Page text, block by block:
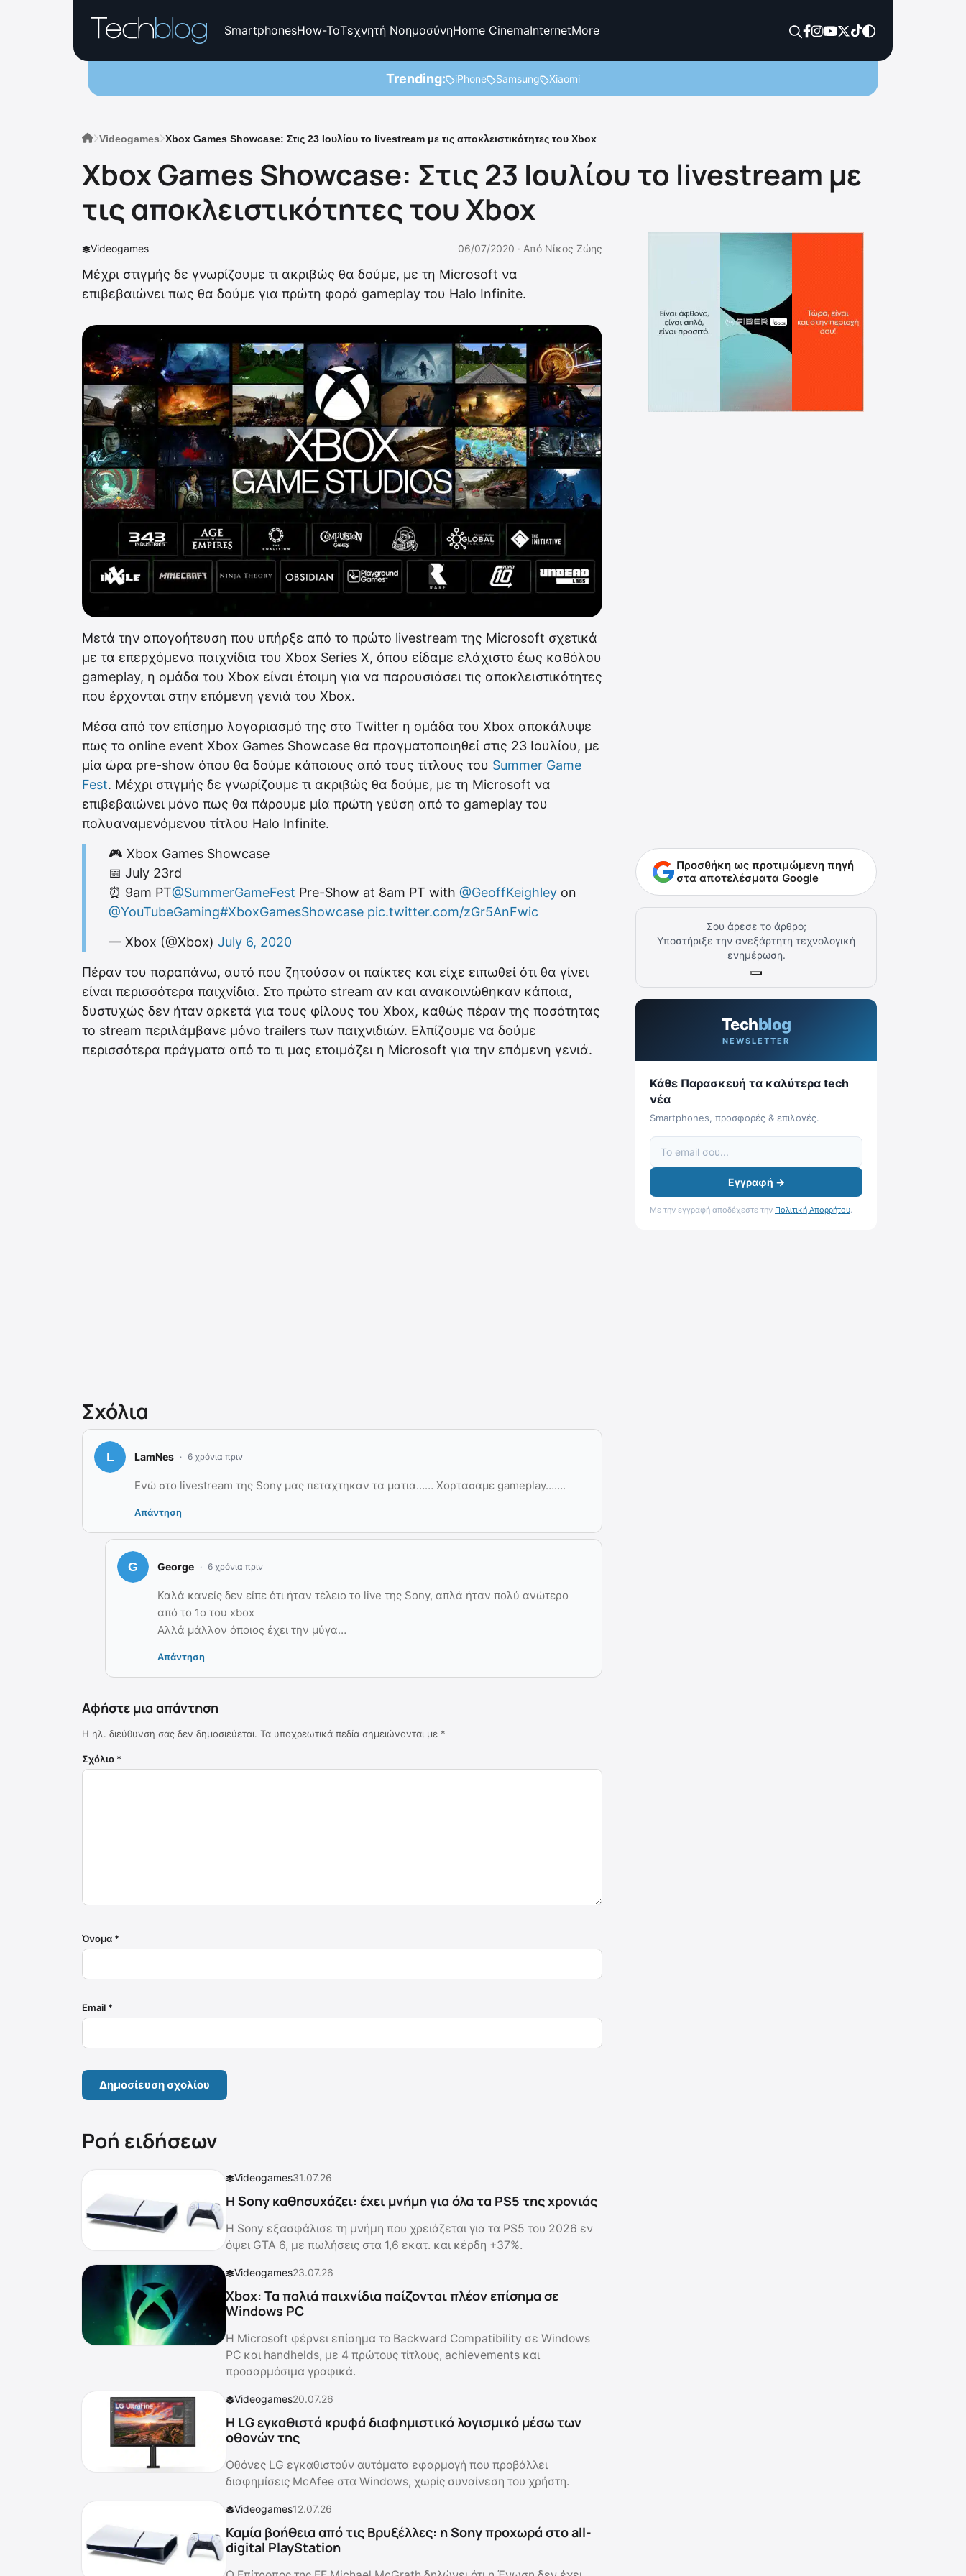
SmartphonesHow-ToΤεχνητή ΝοημοσύνηHome CinemaInternetMore
Trending: iPhone Samsung Xiaomi
Videogames Xbox Games Showcase: Στις 23 Ιουλίου το livestream με τις αποκλειστικότητες του Xbox
Xbox Games Showcase: Στις 23 Ιουλίου το livestream με
τις αποκλειστικότητες του Xbox
Videogames 06/07/2020 · Από Νίκος Ζώης
Μέχρι στιγμής δε γνωρίζουμε τι ακριβώς θα δούμε, με τη Microsoft να
επιβεβαιώνει πως θα δούμε για πρώτη φορά gameplay του Halo Infinite.
Μετά την απογοήτευση που υπήρξε από το πρώτο livestream της Microsoft σχετικά
με τα επερχόμενα παιχνίδια του Xbox Series X, όπου είδαμε ελάχιστο έως καθόλου
gameplay, η ομάδα του Xbox είναι έτοιμη για να παρουσιάσει τις αποκλειστικότητες
που έρχονται στην επόμενη γενιά του Xbox.
Μέσα από τον επίσημο λογαριασμό της στο Twitter η ομάδα του Xbox αποκάλυψε
πως το online event Xbox Games Showcase θα πραγματοποιηθεί στις 23 Ιουλίου, με
μία ώρα pre-show όπου θα δούμε κάποιους από τους τίτλους του Summer Game
Fest. Μέχρι στιγμής δε γνωρίζουμε τι ακριβώς θα δούμε, με τη Microsoft να
επιβεβαιώνει μόνο πως θα πάρουμε μία πρώτη γεύση από το gameplay του
πολυαναμενόμενου τίτλου Halo Infinite.
🎮 Xbox Games Showcase
📅 July 23rd
⏰ 9am PT@SummerGameFest Pre-Show at 8am PT with @GeoffKeighley on
@YouTubeGaming#XboxGamesShowcase pic.twitter.com/zGr5AnFwic
— Xbox (@Xbox) July 6, 2020
Πέραν του παραπάνω, αυτό που ζητούσαν οι παίκτες και είχε ειπωθεί ότι θα γίνει
είναι περισσότερα παιχνίδια. Στο πρώτο stream αν και ανακοινώθηκαν κάποια,
δυστυχώς δεν ήταν αρκετά για τους φίλους του Xbox, καθώς πέραν της ποσότητας
το stream περιλάμβανε μόνο trailers των παιχνιδιών. Ελπίζουμε να δούμε
περισσότερα πράγματα από το τι μας ετοιμάζει η Microsoft για την επόμενη γενιά.
Σχόλια
LamNes 6 χρόνια πριν
Ενώ στο livestream της Sony μας πεταχτηκαν τα ματια…… Χορτασαμε gameplay…….
Απάντηση
George 6 χρόνια πριν
Καλά κανείς δεν είπε ότι ήταν τέλειο το live της Sony, απλά ήταν πολύ ανώτερο
από το 1ο του xbox
Αλλά μάλλον όποιος έχει την μύγα…
Απάντηση
Αφήστε μια απάντηση
Η ηλ. διεύθυνση σας δεν δημοσιεύεται. Τα υποχρεωτικά πεδία σημειώνονται με *
Σχόλιο *
Όνομα *
Email *
Ροή ειδήσεων
Videogames31.07.26
Η Sony καθησυχάζει: έχει μνήμη για όλα τα PS5 της χρονιάς
Η Sony εξασφάλισε τη μνήμη που χρειάζεται για τα PS5 του 2026 εν
όψει GTA 6, με πωλήσεις στα 1,6 εκατ. και κέρδη +37%.
Videogames23.07.26
Xbox: Τα παλιά παιχνίδια παίζονται πλέον επίσημα σε
Windows PC
Η Microsoft φέρνει επίσημα το Backward Compatibility σε Windows
PC και handhelds, με 4 πρώτους τίτλους, achievements και
προσαρμόσιμα γραφικά.
Videogames20.07.26
Η LG εγκαθιστά κρυφά διαφημιστικό λογισμικό μέσω των
οθονών της
Οθόνες LG εγκαθιστούν αυτόματα εφαρμογή που προβάλλει
διαφημίσεις McAfee στα Windows, χωρίς συναίνεση του χρήστη.
Videogames12.07.26
Καμία βοήθεια από τις Βρυξέλλες: η Sony προχωρά στο all-
digital PlayStation
Προσθήκη ως προτιμώμενη πηγή
στα αποτελέσματα Google
Σου άρεσε το άρθρο;
Υποστήριξε την ανεξάρτητη τεχνολογική
ενημέρωση.
Techblog
NEWSLETTER
Κάθε Παρασκευή τα καλύτερα tech
νέα
Smartphones, προσφορές & επιλογές.
Εγγραφή →
Με την εγγραφή αποδέχεστε την Πολιτική Απορρήτου.